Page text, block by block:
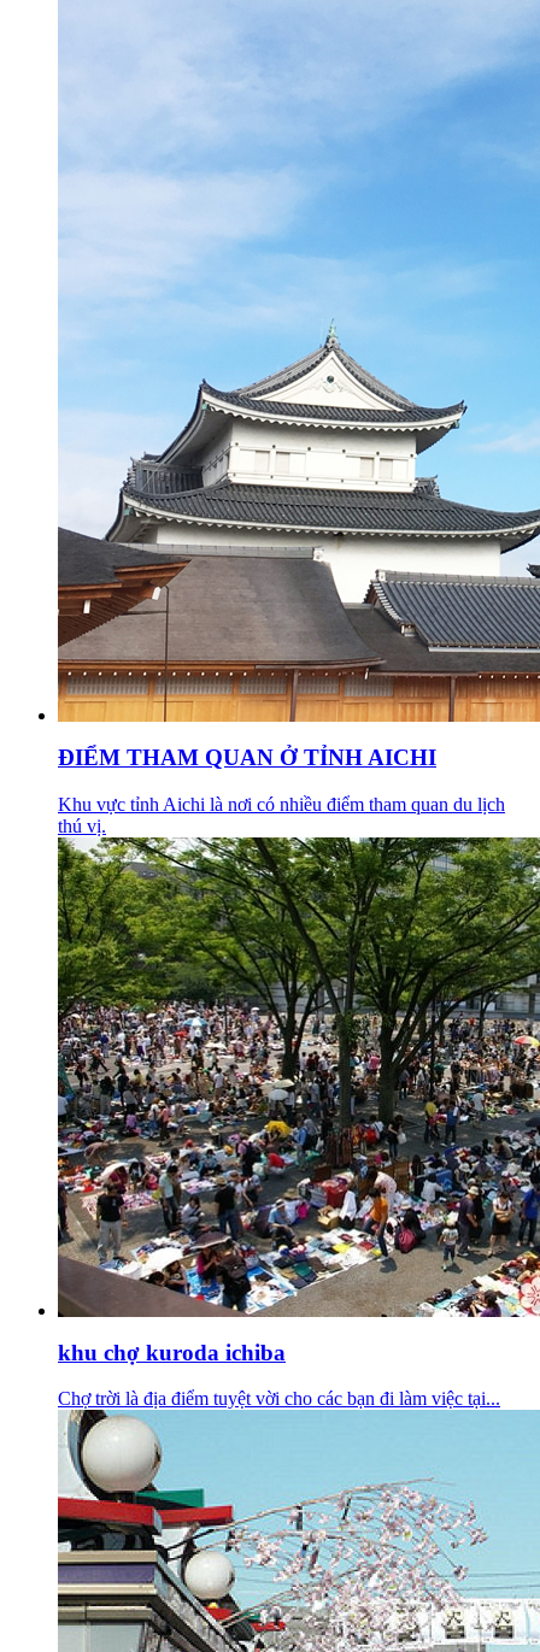
ĐIỂM THAM QUAN Ở TỈNH AICHI
Khu vực tỉnh Aichi là nơi có nhiều điểm tham quan du lịch
thú vị.
khu chợ kuroda ichiba
Chợ trời là địa điểm tuyệt vời cho các bạn đi làm việc tại...